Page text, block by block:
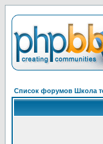
Список форумов Школа